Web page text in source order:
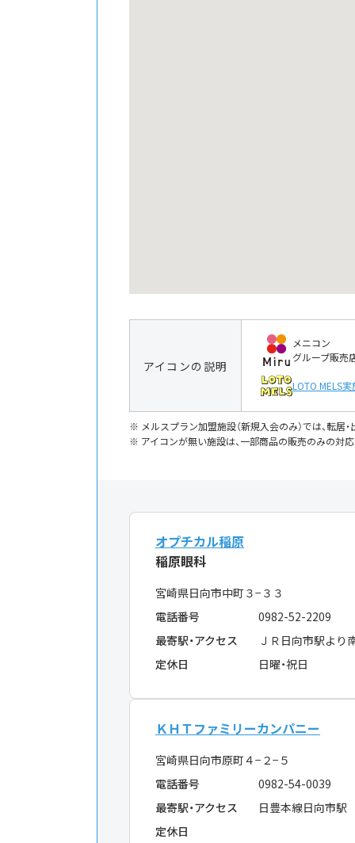
アイコンの説明
メニコン
グループ販売
LOTO MELS実
メルスプラン加盟施設（新規入会のみ）では、転
アイコンが無い施設は、一部商品の販売のみの対
オプチカル稲原
稲原眼科
宮崎県日向市中町３−３３
電話番号
0982-52-2209
最寄駅・アクセス
ＪＲ日向市駅より
定休日
日曜・祝日
ＫＨＴファミリーカンパニー
宮崎県日向市原町４−２−５
電話番号
0982-54-0039
最寄駅・アクセス
日豊本線日向市駅
定休日